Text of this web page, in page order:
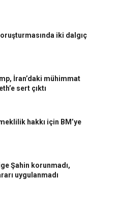
iki dalgıç
İran’daki mühimmat
sert çıktı
hakkı için BM’ye
Şahin korunmadı,
uygulanmadı